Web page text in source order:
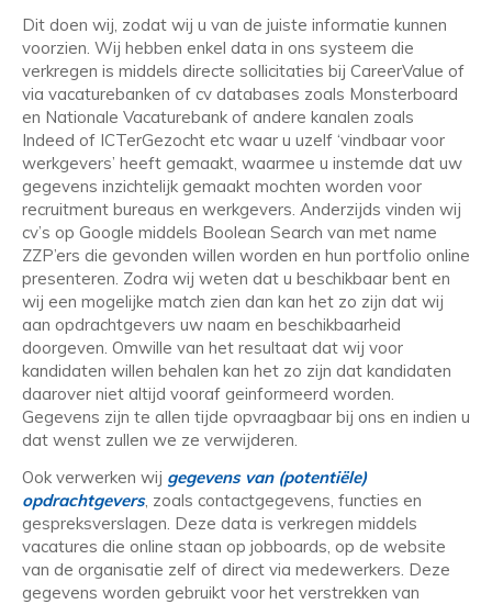
Dit doen wij, zodat wij u van de juiste informatie kunnen
voorzien. Wij hebben enkel data in ons systeem die
verkregen is middels directe sollicitaties bij CareerValue of
via vacaturebanken of cv databases zoals Monsterboard
en Nationale Vacaturebank of andere kanalen zoals
Indeed of ICTerGezocht etc waar u uzelf ‘vindbaar voor
werkgevers’ heeft gemaakt, waarmee u instemde dat uw
gegevens inzichtelijk gemaakt mochten worden voor
recruitment bureaus en werkgevers. Anderzijds vinden wij
cv’s op Google middels Boolean Search van met name
ZZP’ers die gevonden willen worden en hun portfolio online
presenteren. Zodra wij weten dat u beschikbaar bent en
wij een mogelijke match zien dan kan het zo zijn dat wij
aan opdrachtgevers uw naam en beschikbaarheid
doorgeven. Omwille van het resultaat dat wij voor
kandidaten willen behalen kan het zo zijn dat kandidaten
daarover niet altijd vooraf geinformeerd worden.
Gegevens zijn te allen tijde opvraagbaar bij ons en indien u
dat wenst zullen we ze verwijderen.
Ook verwerken wij gegevens van (potentiële)
opdrachtgevers, zoals contactgegevens, functies en
gespreksverslagen. Deze data is verkregen middels
vacatures die online staan op jobboards, op de website
van de organisatie zelf of direct via medewerkers. Deze
gegevens worden gebruikt voor het verstrekken van